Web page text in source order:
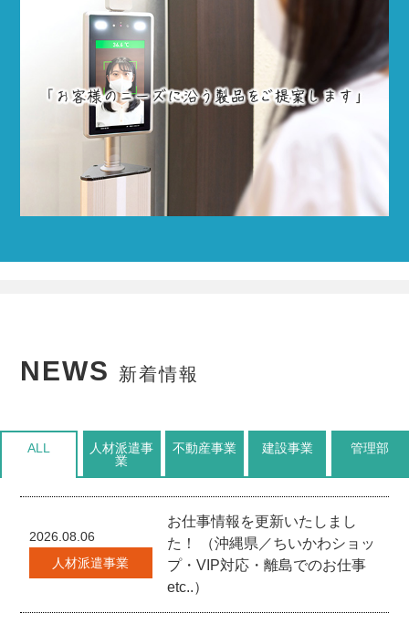
NEWS 新着情報
ALL
人材派遣事
業
不動産事業 建設事業 管理部
2026.08.06
人材派遣事業
お仕事情報を更新いたしまし
た！ （沖縄県／ちいかわショッ
プ・VIP対応・離島でのお仕事
etc..）